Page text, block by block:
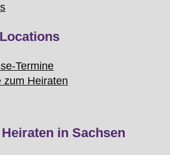
Termine
zum Heiraten
Heiraten in Sachsen